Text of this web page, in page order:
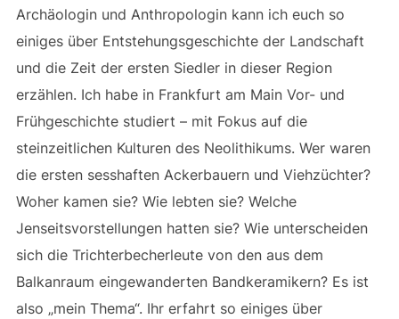
Archäologin und Anthropologin kann ich euch so
einiges über Entstehungsgeschichte der Landschaft
und die Zeit der ersten Siedler in dieser Region
erzählen. Ich habe in Frankfurt am Main Vor- und
Frühgeschichte studiert – mit Fokus auf die
steinzeitlichen Kulturen des Neolithikums. Wer waren
die ersten sesshaften Ackerbauern und Viehzüchter?
Woher kamen sie? Wie lebten sie? Welche
Jenseitsvorstellungen hatten sie? Wie unterscheiden
sich die Trichterbecherleute von den aus dem
Balkanraum eingewanderten Bandkeramikern? Es ist
also „mein Thema“. Ihr erfahrt so einiges über